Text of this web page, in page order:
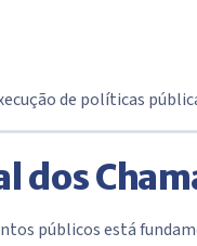
de políticas
dos
públicos está